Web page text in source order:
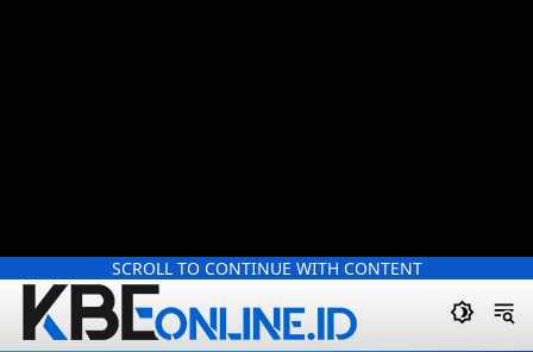
SCROLL TO CONTINUE WITH CONTENT